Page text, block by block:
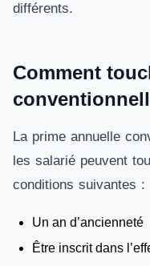
différents.
Comment
La prime annuelle
les salarié peuvent
conditions suivantes :
Un an d’ancienneté
Être inscrit dans